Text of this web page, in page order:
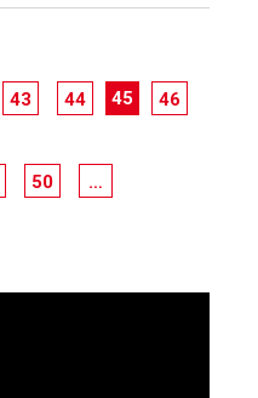
43 44 45 46
50 …